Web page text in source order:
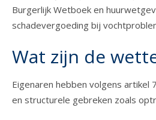
Burgerlijk Wetboek en
schadevergoeding bij
Wat zijn de
Eigenaren hebben volgens artikel
en structurele gebreken zoals